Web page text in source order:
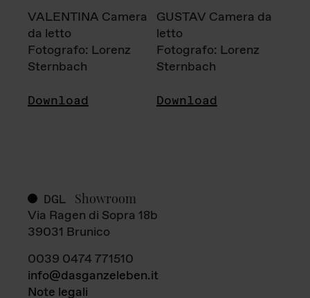
VALENTINA Camera
da letto
Fotografo: Lorenz
Sternbach
Download
GUSTAV Camera da
letto
Fotografo: Lorenz
Sternbach
Download
DGL Showroom
Via Ragen di Sopra 18b
39031 Brunico
0039 0474 771510
info@dasganzeleben.it
Note legali